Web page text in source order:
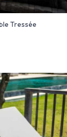
Tressée